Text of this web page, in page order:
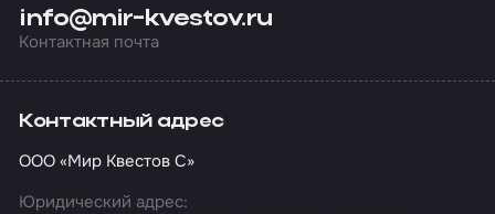
info@mir-kvestov.ru
Контактная почта
Контактный адрес
ООО «Мир Квестов С»
Юридический адрес: